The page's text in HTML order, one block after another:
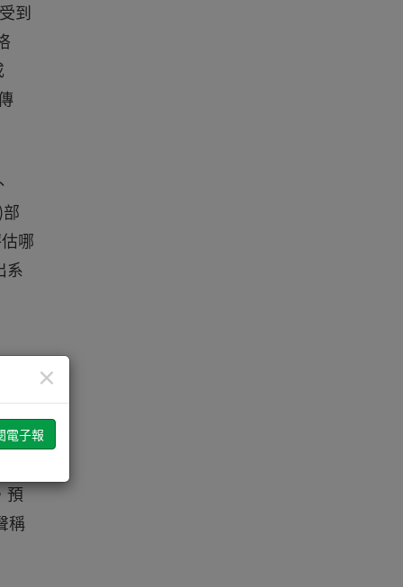
到
哪
系
心
預
稱
×